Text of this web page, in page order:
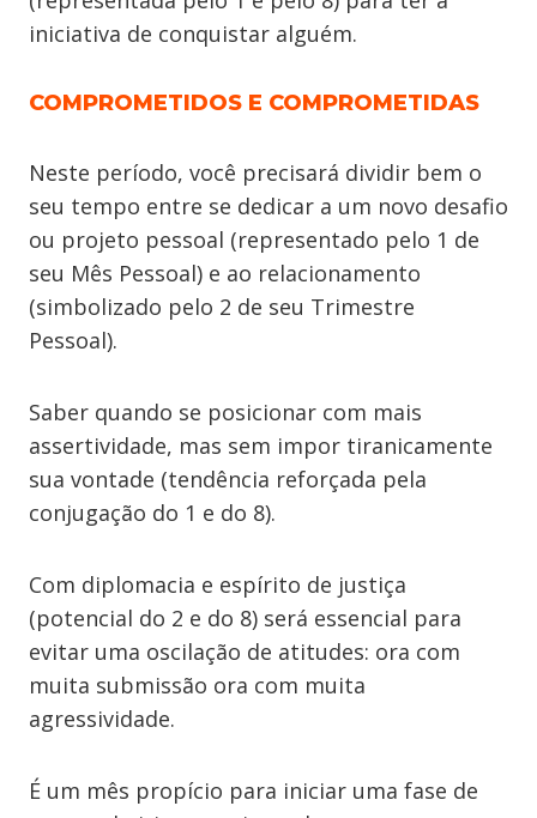
iniciativa de conquistar alguém.
COMPROMETIDOS E COMPROMETIDAS
Neste período, você precisará dividir bem o
seu tempo entre se dedicar a um novo desafio
ou projeto pessoal (representado pelo 1 de
seu Mês Pessoal) e ao relacionamento
(simbolizado pelo 2 de seu Trimestre
Pessoal).
Saber quando se posicionar com mais
assertividade, mas sem impor tiranicamente
sua vontade (tendência reforçada pela
conjugação do 1 e do 8).
Com diplomacia e espírito de justiça
(potencial do 2 e do 8) será essencial para
evitar uma oscilação de atitudes: ora com
muita submissão ora com muita
agressividade.
É um mês propício para iniciar uma fase de